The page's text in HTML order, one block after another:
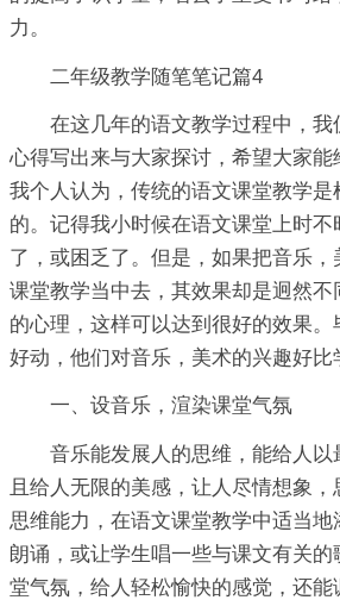
力。
二年级教学随笔笔记篇4
在这几年的语文教学过程中，
心得写出来与大家探讨，希望大家能
我个人认为，传统的语文课堂教学是
的。记得我小时候在语文课堂上时
了，或困乏了。但是，如果把音乐
课堂教学当中去，其效果却是迥然不
的心理，这样可以达到很好的效果
好动，他们对音乐，美术的兴趣好比
一、设音乐，渲染课堂气氛
音乐能发展人的思维，能给人
且给人无限的美感，让人尽情想象
思维能力，在语文课堂教学中适当
朗诵，或让学生唱一些与课文有关
堂气氛，给人轻松愉快的感觉，还能